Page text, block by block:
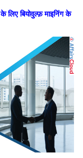
के लिए बियोवुल्फ़ माइनिंग के